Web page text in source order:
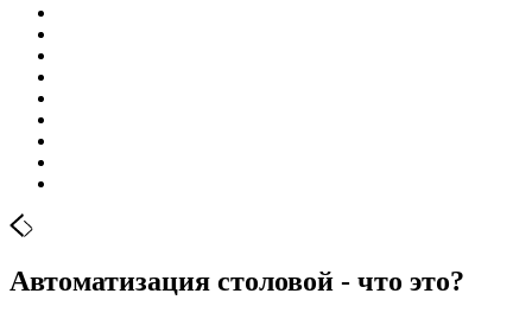
Автоматизация столовой - что это?